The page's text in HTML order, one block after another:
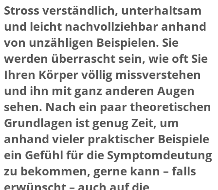
Stross verständlich, unterhaltsam
und leicht nachvollziehbar anhand
von unzähligen Beispielen. Sie
werden überrascht sein, wie oft Sie
Ihren Körper völlig missverstehen
und ihn mit ganz anderen Augen
sehen. Nach ein paar theoretischen
Grundlagen ist genug Zeit, um
anhand vieler praktischer Beispiele
ein Gefühl für die Symptomdeutung
zu bekommen, gerne kann – falls